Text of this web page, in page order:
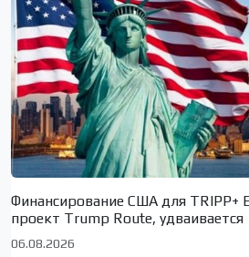
Финансирование США для TRIPP+
проект Trump Route, удваивается
06.08.2026